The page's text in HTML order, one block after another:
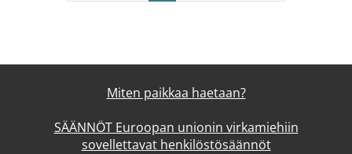
Miten paikkaa haetaan?
SÄÄNNÖT Euroopan unionin virkamiehiin
sovellettavat henkilöstösäännöt